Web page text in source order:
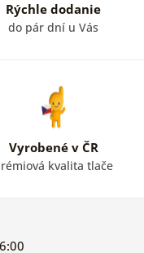
Rýchle dodanie
do pár dní u Vás
Vyrobené v ČR
kvalita tlače